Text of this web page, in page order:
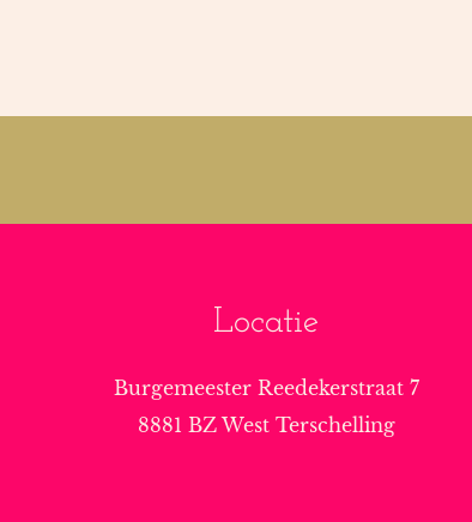
Locatie
Burgemeester Reedekerstraat 7
8881 BZ West Terschelling